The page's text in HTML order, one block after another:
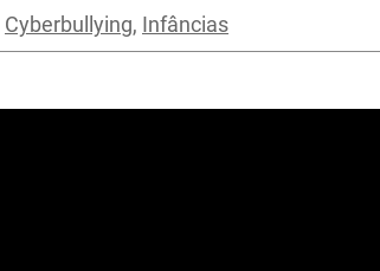
Cyberbullying, Infâncias